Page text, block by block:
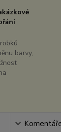
barvy,